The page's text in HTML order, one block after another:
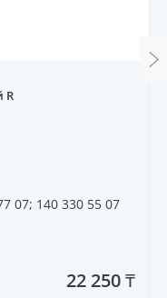
R
07; 140 330 55 07
22 250 ₸